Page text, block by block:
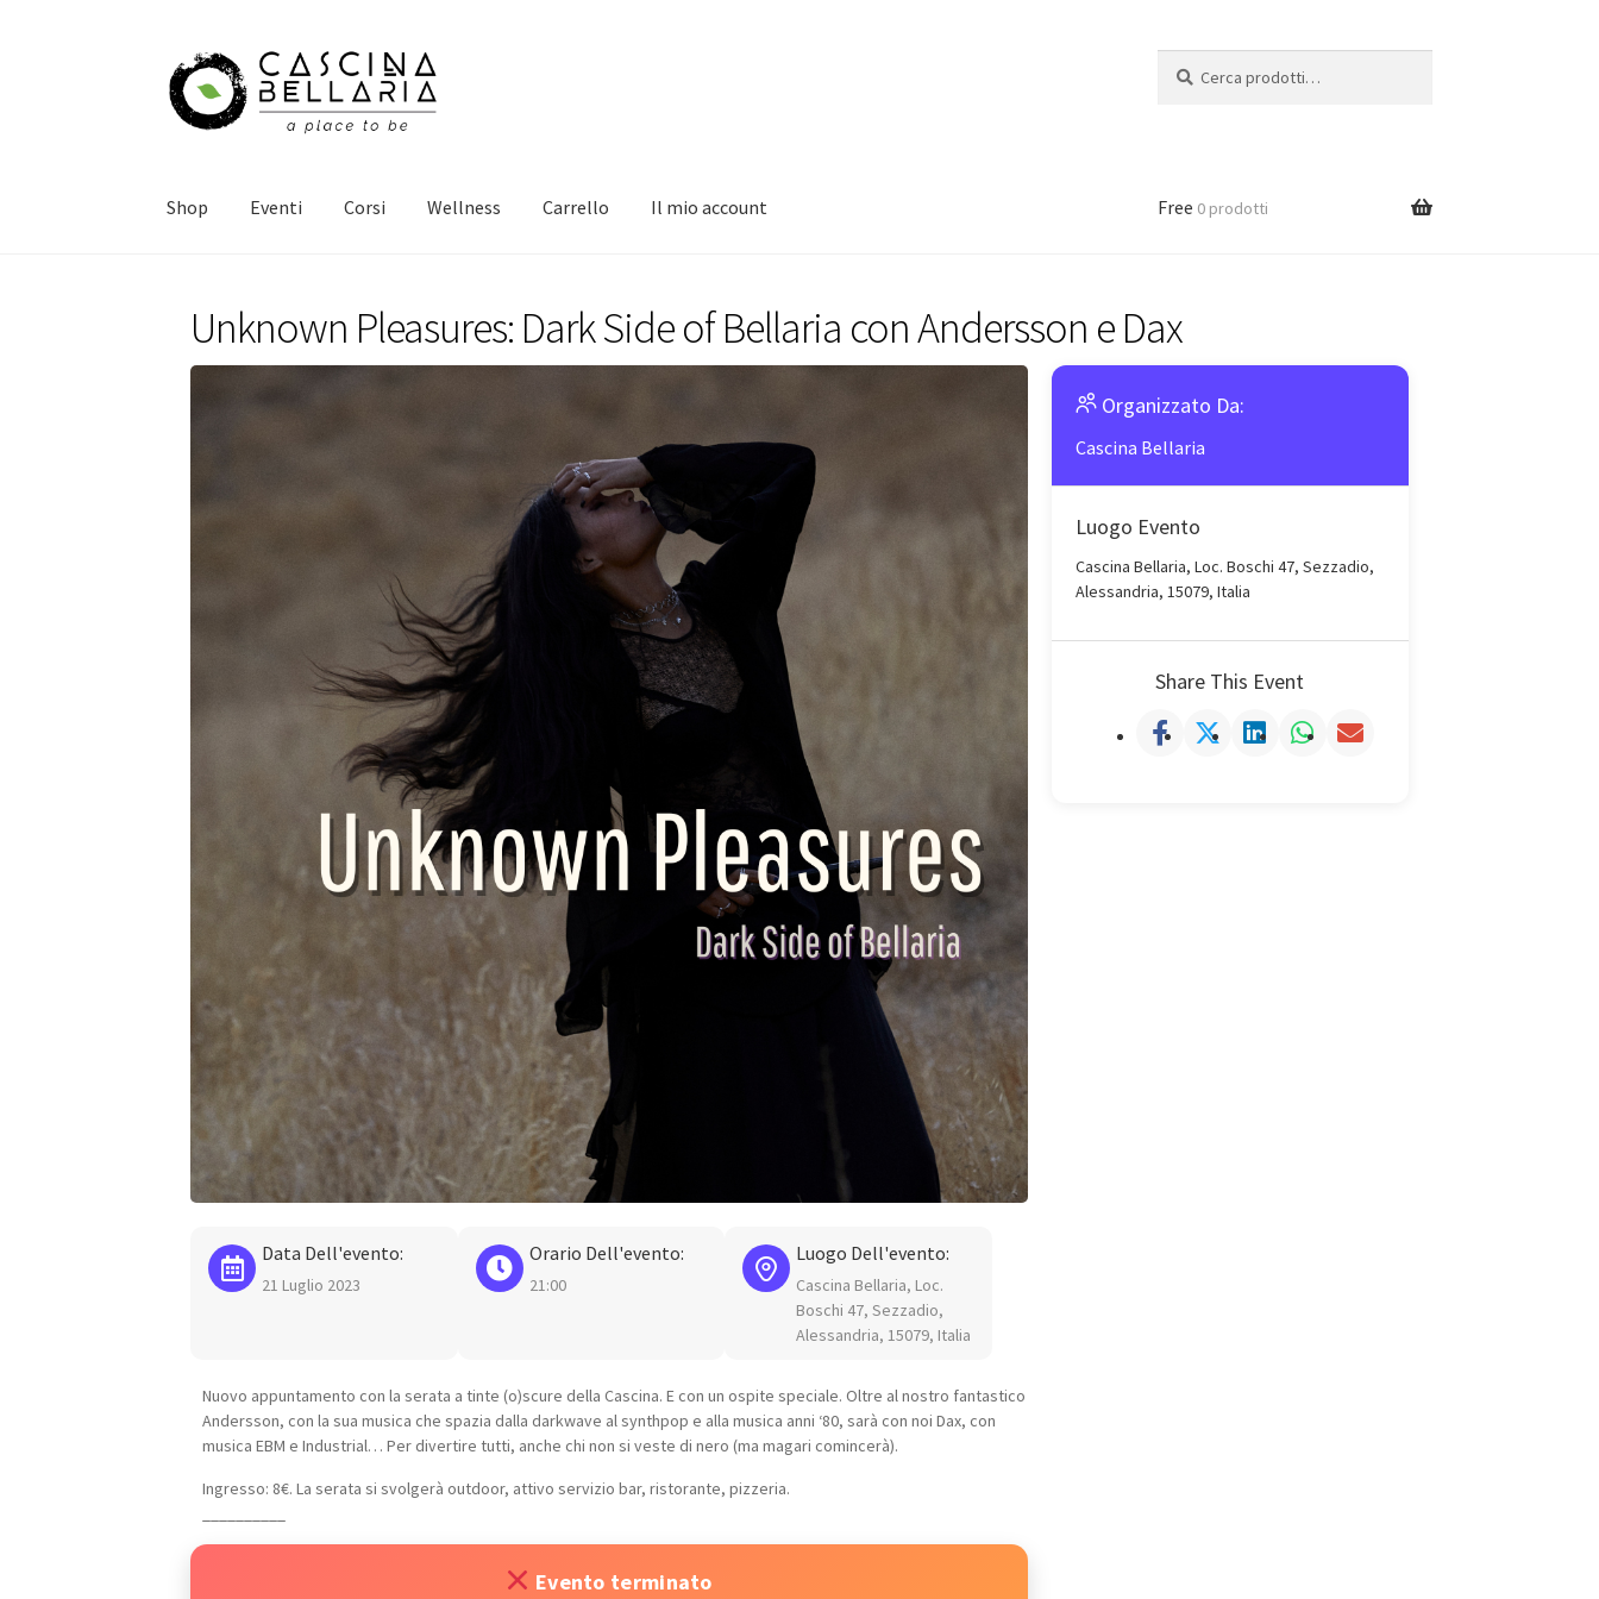
Vai
alla
navigazione
Vai
al
contenuto
Shop Eventi Corsi Wellness Carrello Il mio account Free 0 prodotti
Unknown Pleasures: Dark Side of Bellaria con Andersson e Dax
Data Dell'evento:
21 Luglio 2023
Orario Dell'evento:
21:00
Luogo Dell'evento:
Cascina Bellaria, Loc.
Boschi 47, Sezzadio,
Alessandria, 15079, Italia
Nuovo appuntamento con la serata a tinte (o)scure della Cascina. E con un ospite speciale. Oltre al nostro fantastico
Andersson, con la sua musica che spazia dalla darkwave al synthpop e alla musica anni ‘80, sarà con noi Dax, con
musica EBM e Industrial… Per divertire tutti, anche chi non si veste di nero (ma magari comincerà).
Ingresso: 8€. La serata si svolgerà outdoor, attivo servizio bar, ristorante, pizzeria.
Evento terminato
Organizzato Da:
Cascina Bellaria
Luogo Evento
Cascina Bellaria, Loc. Boschi 47, Sezzadio,
Alessandria, 15079, Italia
Share This Event